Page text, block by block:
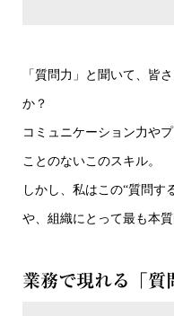
「質問力」と聞いて、皆
か？
コミュニケーション力や
ことのないこのスキル。
しかし、私はこの“質問す
や、組織にとって最も本
業務で現れる「質